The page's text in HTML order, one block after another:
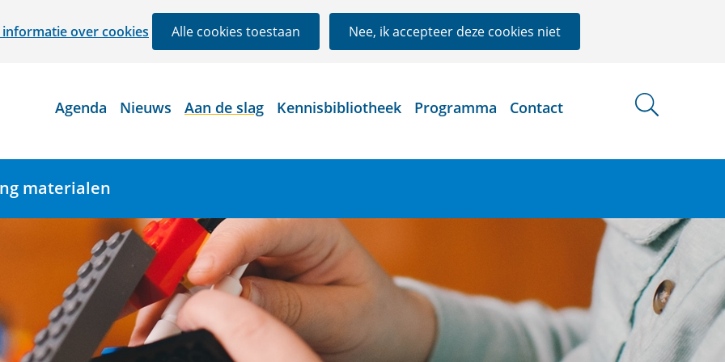
over cookies
Alle cookies toestaan Nee, ik accepteer deze cookies niet
Ga
naar
Agenda Nieuws Aan de slag Kennisbibliotheek Programma Contact
materialen